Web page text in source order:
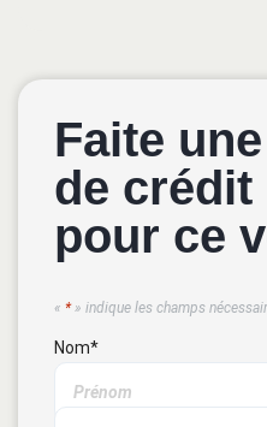
Faite
de crédit
pour ce
« *» indique les champs
Nom*